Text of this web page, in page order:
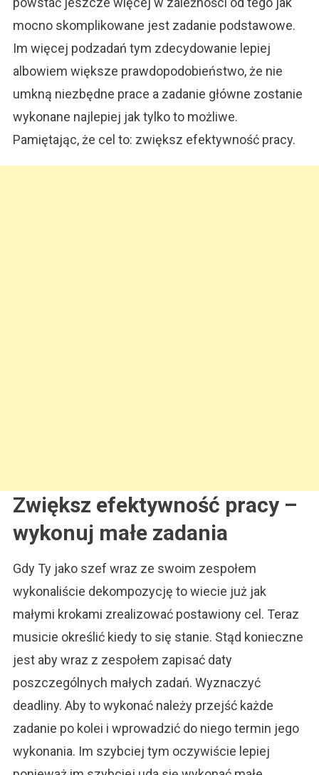
mocno skomplikowane jest zadanie podstawowe.
Im więcej podzadań tym zdecydowanie lepiej
albowiem większe prawdopodobieństwo, że nie
umkną niezbędne prace a zadanie główne zostanie
wykonane najlepiej jak tylko to możliwe.
Pamiętając, że cel to: zwiększ efektywność pracy.
Zwiększ efektywność pracy –
wykonuj małe zadania
Gdy Ty jako szef wraz ze swoim zespołem
wykonaliście dekompozycję to wiecie już jak
małymi krokami zrealizować postawiony cel. Teraz
musicie określić kiedy to się stanie. Stąd konieczne
jest aby wraz z zespołem zapisać daty
poszczególnych małych zadań. Wyznaczyć
deadliny. Aby to wykonać należy przejść każde
zadanie po kolei i wprowadzić do niego termin jego
wykonania. Im szybciej tym oczywiście lepiej